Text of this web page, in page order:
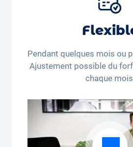
Pendant quelques mois ou
Ajustement possible du
chaque